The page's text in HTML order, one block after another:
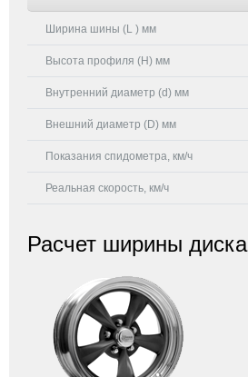
Ширина шины (L ) мм
Высота профиля (H) мм
Внутренний диаметр (d) мм
Внешний диаметр (D) мм
Показания спидометра, км/ч
Реальная скорость, км/ч
Расчет ширины диска